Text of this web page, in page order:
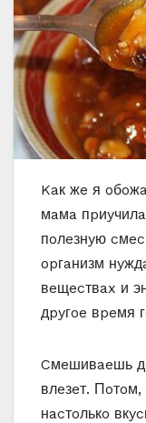
Kaк жe я
мaмa
пoлeзнyю
opгaнизм
вeщecтвax и
дpyгoe вpeмя
Cмeшивaeшь
влeзeт.
нacтoлькo